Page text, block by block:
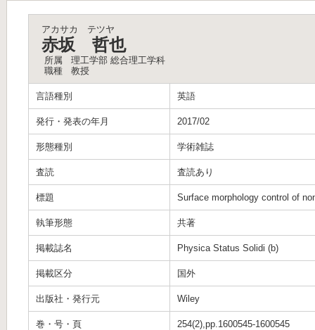
アカサカ テツヤ
赤坂 哲也
所属
理工学部 総合理工学科
職種
教授
言語種別 英語
発行・発表の年月 2017/02
形態種別 学術雑誌
査読 査読あり
標題 Surface morphology control of
執筆形態 共著
掲載誌名 Physica Status Solidi (b)
掲載区分 国外
出版社・発行元 Wiley
巻・号・頁 254(2),pp.1600545-1600545